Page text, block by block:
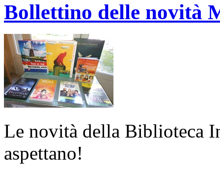
Bollettino delle novità
Le novità della Biblioteca
aspettano!